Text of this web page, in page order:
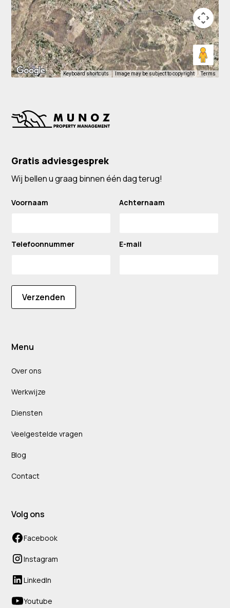
Keyboard shortcuts Image may be subject to copyright Terms
Gratis adviesgesprek
Wij bellen u graag binnen één dag terug!
Voornaam Achternaam
Telefoonnummer E-mail
Verzenden
Menu
Over ons
Werkwijze
Diensten
Veelgestelde vragen
Blog
Contact
Volg ons
Facebook
Instagram
LinkedIn
Youtube